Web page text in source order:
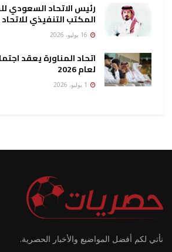
رئيس الاتحاد السعودي
المكتب التنفيذي
اتحاد المناورة يعقد
لعام 2026
نأتي لكم أفضل المواضيع والأخبار الحصرية.